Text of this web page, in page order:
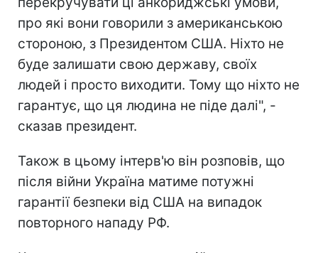
про які вони говорили з американською
стороною, з Президентом США. Ніхто не
буде залишати свою державу, своїх
людей і просто виходити. Тому що ніхто не
гарантує, що ця людина не піде далі", -
сказав президент.
Також в цьому інтерв'ю він розповів, що
після війни Україна матиме потужні
гарантії безпеки від США на випадок
повторного нападу РФ.